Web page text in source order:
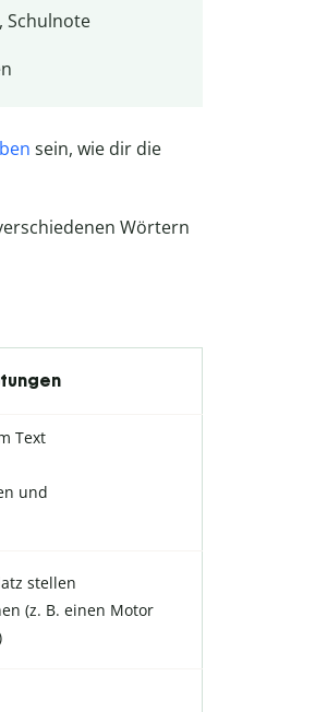
Schulnote
sein, wie dir die
Wörtern
Text
und
stellen
(z. B. einen Motor